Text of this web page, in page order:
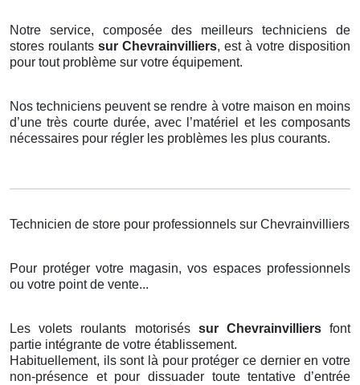
Notre service, composée des meilleurs techniciens de
stores roulants sur Chevrainvilliers, est à votre disposition
pour tout problème sur votre équipement.
Nos techniciens peuvent se rendre à votre maison en moins
d’une très courte durée, avec l’matériel et les composants
nécessaires pour régler les problèmes les plus courants.
Technicien de store pour professionnels sur Chevrainvilliers
Pour protéger votre magasin, vos espaces professionnels
ou votre point de vente...
Les volets roulants motorisés sur Chevrainvilliersfont
partie intégrante de votre établissement.
Habituellement, ils sont là pour protéger ce dernier en votre
non-présence et pour dissuader toute tentative d’entrée